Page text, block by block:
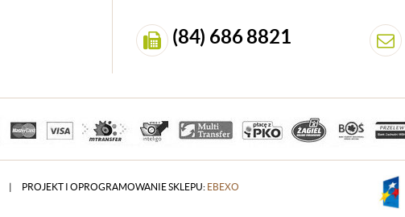
(84) 686 8821
| PROJEKT I OPROGRAMOWANIE SKLEPU: EBEXO